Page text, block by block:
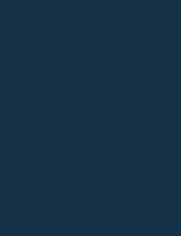
、HDX-MS、ITC/BLI，以及酵
display, YSD）篩選與親
（2026）、Journal of
）、Journal of Molecular
Science（2026）。
白質設計計畫（2025–
境與多元的跨領域合作機會。